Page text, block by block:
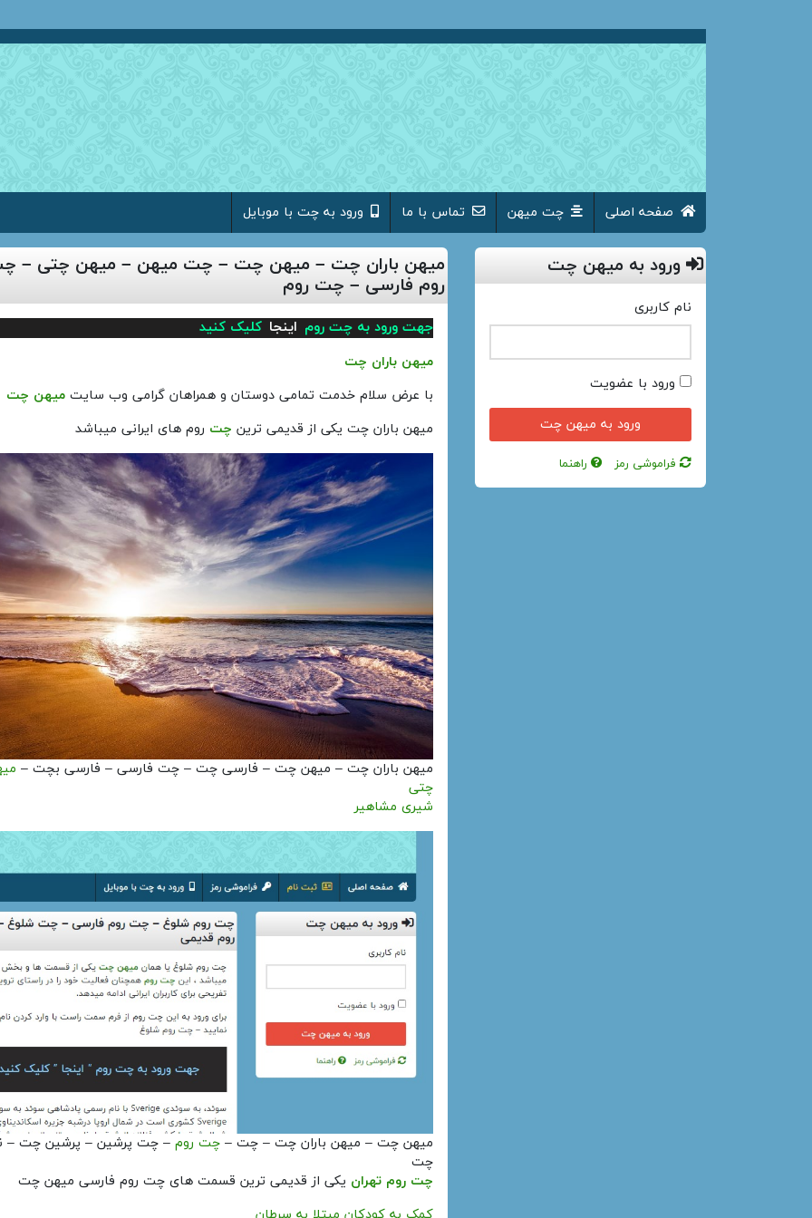
صفحه اصلی چت میهن تماس با ما ورود به چت با موبایل
ورود به میهن چت
نام کاربری
ورود با عضویت
فراموشی رمز راهنما
میهن باران چت – میهن چت – چت میهن – میهن چتی –
روم فارسی – چت روم
جهت ورود به چت روم اینجا کلیک کنید
میهن باران چت
با عرض سلام خدمت تمامی دوستان و همراهان گرامی وب سایت میهن چت
میهن باران چت یکی از قدیمی ترین چت روم های ایرانی میباشد
میهن باران چت – میهن چت – فارسی چت – چت فارسی – فارسی بچت –
چتی
شیری مشاهیر
میهن چت – میهن باران چت – چت – چت روم – چت پرشین – پرشین چت –
چت
چت روم تهران یکی از قدیمی ترین قسمت های چت روم فارسی میهن چت